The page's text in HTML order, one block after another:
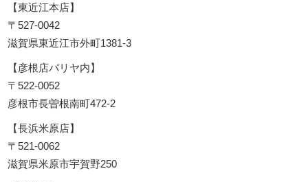
【東近江本店】
〒527-0042
滋賀県東近江市外町1381-3
【彦根店パリヤ内】
〒522-0052
彦根市長曽根南町472-2
【長浜米原店】
〒521-0062
滋賀県米原市宇賀野250